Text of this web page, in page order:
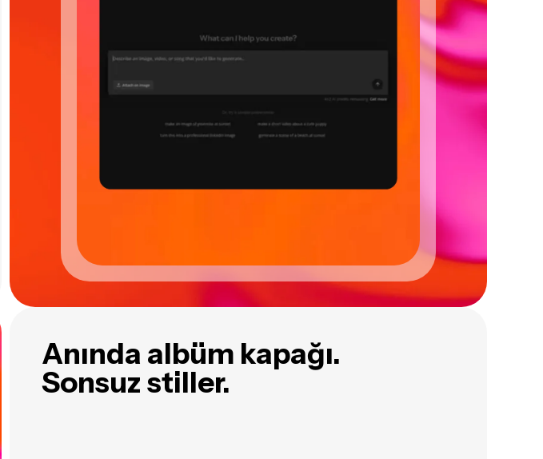
Anında albüm kapağı.
Sonsuz stiller.